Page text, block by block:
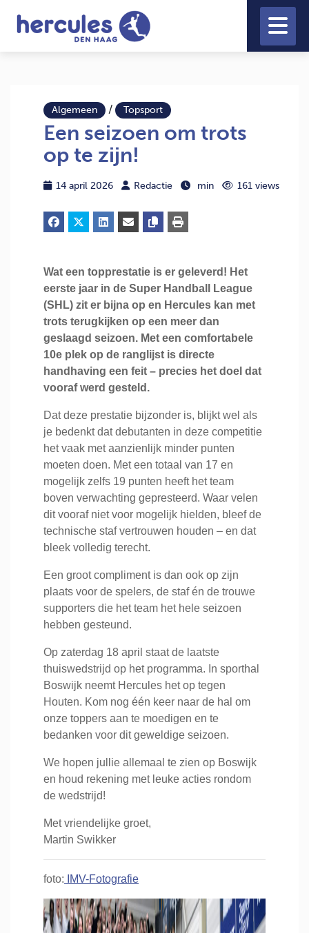
Algemeen / Topsport
Een seizoen om trots
op te zijn!
14 april 2026 Redactie min 161 views
Wat een topprestatie is er geleverd! Het
eerste jaar in de Super Handball League
(SHL) zit er bijna op en Hercules kan met
trots terugkijken op een meer dan
geslaagd seizoen. Met een comfortabele
10e plek op de ranglijst is directe
handhaving een feit – precies het doel dat
vooraf werd gesteld.
Dat deze prestatie bijzonder is, blijkt wel als
je bedenkt dat debutanten in deze competitie
het vaak met aanzienlijk minder punten
moeten doen. Met een totaal van 17 en
mogelijk zelfs 19 punten heeft het team
boven verwachting gepresteerd. Waar velen
dit vooraf niet voor mogelijk hielden, bleef de
technische staf vertrouwen houden – en dat
bleek volledig terecht.
Een groot compliment is dan ook op zijn
plaats voor de spelers, de staf én de trouwe
supporters die het team het hele seizoen
hebben gesteund.
Op zaterdag 18 april staat de laatste
thuiswedstrijd op het programma. In sporthal
Boswijk neemt Hercules het op tegen
Houten. Kom nog één keer naar de hal om
onze toppers aan te moedigen en te
bedanken voor dit geweldige seizoen.
We hopen jullie allemaal te zien op Boswijk
en houd rekening met leuke acties rondom
de wedstrijd!
Met vriendelijke groet,
Martin Swikker
foto: IMV-Fotografie